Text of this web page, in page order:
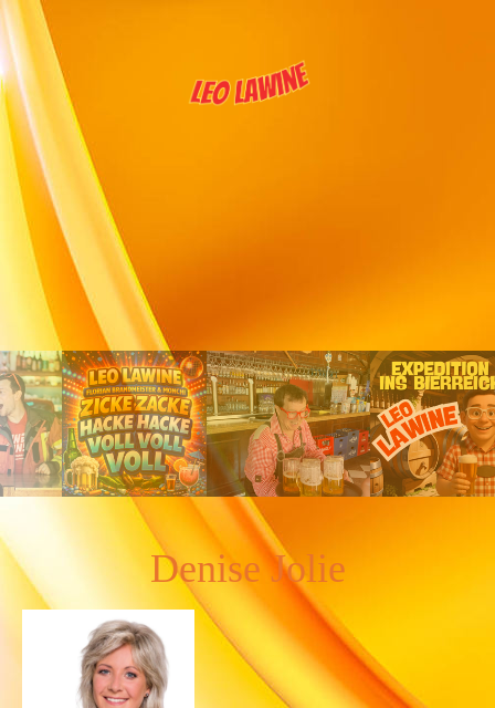
Denise Jolie